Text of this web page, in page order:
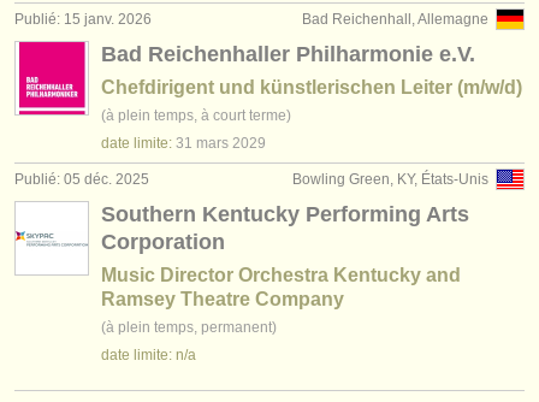
musicalchairs:
contactez nous
rss feeds
actualités musique classique
éditeurs:
ajouter votre annonce
find out about our
Bad Reichenhall, Allemagne
Publié: 15 janv. 2026
Bad Reichenhaller Philharmonie e.V.
Chefdirigent und künstlerischen Leiter (m/w/d)
(à plein temps, à court terme)
date limite: 31 mars 2029
Bowling Green, KY, États-Unis
Publié: 05 déc. 2025
Southern Kentucky Performing Arts
Corporation
Music Director Orchestra Kentucky and
Ramsey Theatre Company
(à plein temps, permanent)
date limite: n/a